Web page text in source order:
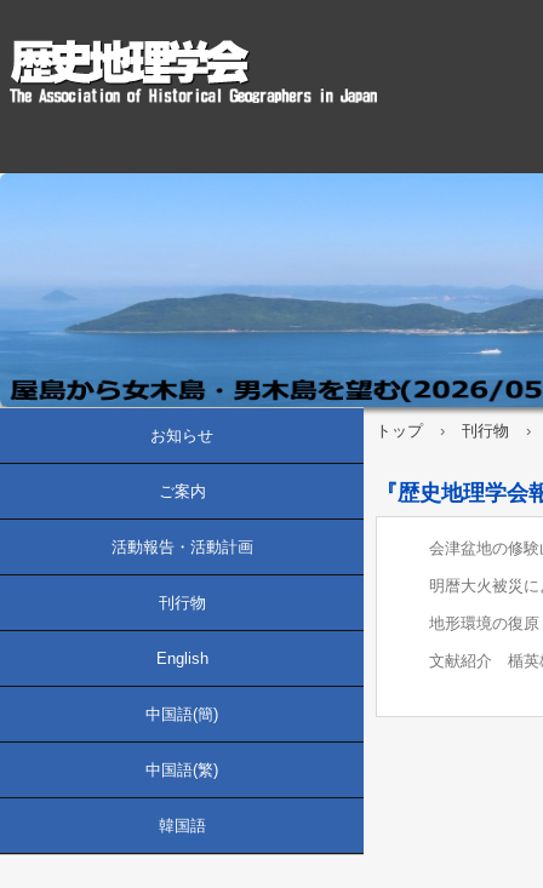
トップ › 刊行物 ›
『歴史地理学
会津盆地の修
明暦大火被災
地形環境の復
文献紹介 楯英
お知らせ
ご案内
活動報告・活動計画
刊行物
English
中国語(簡)
中国語(繁)
韓国語